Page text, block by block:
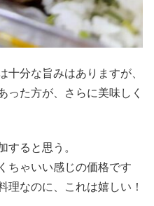
十分な旨みはありますが、
った方が、さらに美味しく
すると思う。
ちゃいい感じの価格です
理なのに、これは嬉しい！